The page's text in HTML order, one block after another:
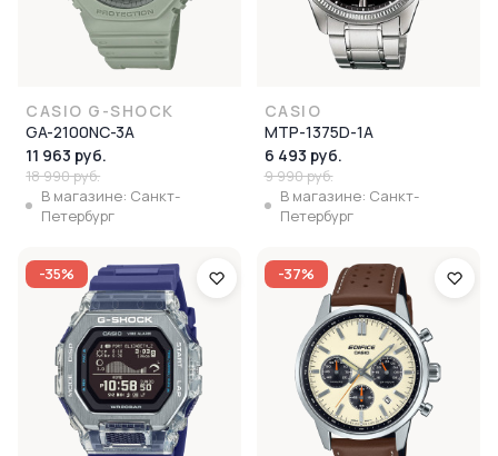
CASIO G-SHOCK
GA-2100NC-3A
11 963 руб.
18 990 руб.
В магазине: Санкт-
Петербург
CASIO
MTP-1375D-1A
6 493 руб.
9 990 руб.
В магазине: Санкт-
Петербург
-35% -37%